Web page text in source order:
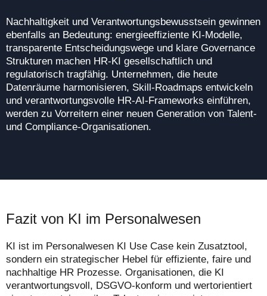
Nachhaltigkeit und Verantwortungsbewusstsein gewinnen
ebenfalls an Bedeutung: energieeffiziente KI-Modelle,
transparente Entscheidungswege und klare Governance
Strukturen machen HR-KI gesellschaftlich und
regulatorisch tragfähig. Unternehmen, die heute
Datenräume harmonisieren, Skill-Roadmaps entwickeln
und verantwortungsvolle HR-AI-Frameworks einführen,
werden zu Vorreitern einer neuen Generation von Talent-
und Compliance-Organisationen.
Fazit von KI im Personalwesen
KI ist im Personalwesen KI Use Case kein Zusatztool,
sondern ein strategischer Hebel für effiziente, faire und
nachhaltige HR Prozesse. Organisationen, die KI
verantwortungsvoll, DSGVO-konform und wertorientiert